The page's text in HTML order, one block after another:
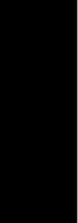
obra fue grabada
por
a cargo de